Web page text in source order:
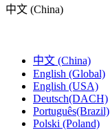
中文 (China)
中文 (China)
English (Global)
English (USA)
Deutsch(DACH)
Português(Brazil)
Polski (Poland)